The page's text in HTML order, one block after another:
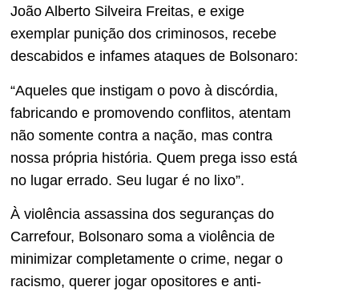
João Alberto Silveira Freitas, e exige
exemplar punição dos criminosos, recebe
descabidos e infames ataques de Bolsonaro:
“Aqueles que instigam o povo à discórdia,
fabricando e promovendo conflitos, atentam
não somente contra a nação, mas contra
nossa própria história. Quem prega isso está
no lugar errado. Seu lugar é no lixo”.
À violência assassina dos seguranças do
Carrefour, Bolsonaro soma a violência de
minimizar completamente o crime, negar o
racismo, querer jogar opositores e anti-